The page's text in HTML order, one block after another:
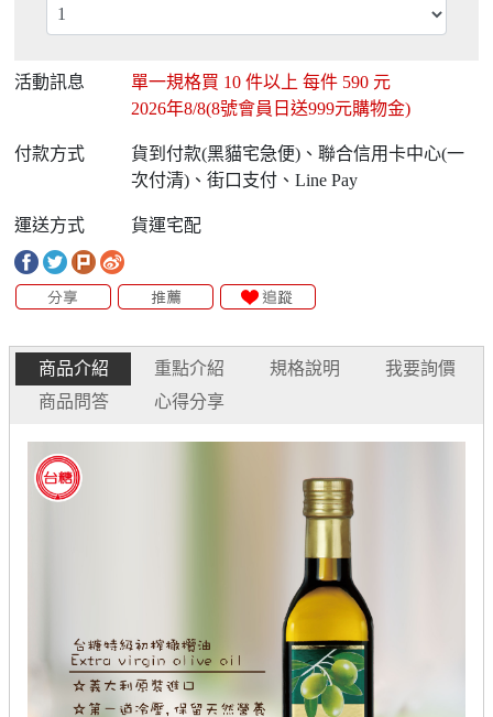
活動訊息 單一規格買 10件以上 每件 590 元
2026年8/8(8號會員日送999元購物金)
付款方式
貨到付款(黑貓宅急便)、聯合信用卡中心(一
次付清)、街口支付、Line Pay
運送方式 貨運宅配
商品介紹 重點介紹 規格說明
我要詢價
商品問答
心得分享